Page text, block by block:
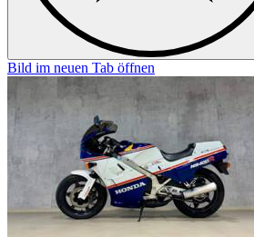
Bild im neuen Tab öffnen